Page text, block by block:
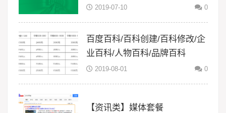
2019-07-10 0
百度百科/百科创建/百科修改/企
业百科/人物百科/品牌百科
2019-08-01 0
【资讯类】媒体套餐